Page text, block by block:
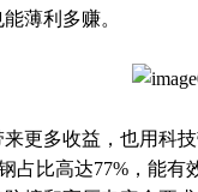
薄利多赚。
更多收益，也用科
占比高达77%，能